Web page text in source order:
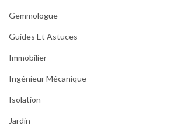
Gemmologue
Guides Et Astuces
Immobilier
Ingénieur Mécanique
Isolation
Jardin